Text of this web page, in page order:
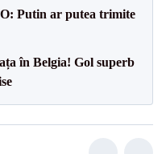
Putin ar putea trimite
în Belgia! Gol superb